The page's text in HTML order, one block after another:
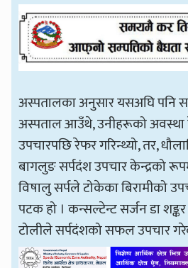
अस्पतालका अनुसार यसअघि पनि
अस्पताल आउँथे, उनीहरूको अवस्था
उपचारपछि रेफर गरिन्थ्यो, तर,
बागलुङ सर्पदंश उपचार केन्द्रको
विषालु सर्पले टोकेका बिरामीको
पटक हो । कन्सल्टेन्ट सर्जन डा
टोलीले सर्पदंशको सफल उपचार